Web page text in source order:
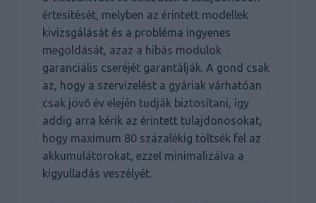
értesítését, melyben az érintett modellek
kivizsgálását és a probléma ingyenes
megoldását, azaz a hibás modulok
garanciális cseréjét garantálják. A gond csak
az, hogy a szervizelést a gyáriak várhatóan
csak jövő év elején tudják biztosítani, így
addig arra kérik az érintett tulajdonosokat,
hogy maximum 80 százalékig töltsék fel az
akkumulátorokat, ezzel minimalizálva a
kigyulladás veszélyét.